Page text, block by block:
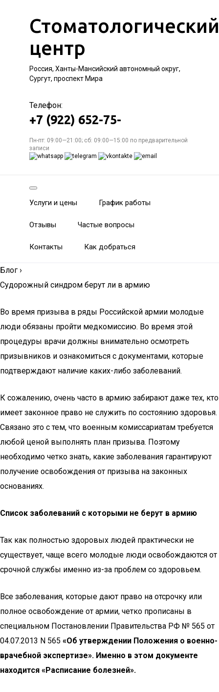
Стоматологический
центр
Россия, Ханты-Мансийский автономный округ,
Сургут, проспект Мира
Телефон:
+7 (922) 652-75-
Пн-пт: 09:00—21:00; сб: 09:00—15:00 по предварительной
записи
Услуги и цены График работы
Отзывы Частые вопросы
Контакты Как добраться
Блог ›
Судорожный синдром берут ли в армию
Во время призыва в ряды Российской армии молодые
люди обязаны пройти медкомиссию. Во время этой
процедуры врачи должны внимательно осмотреть
призывников и ознакомиться с документами, которые
подтверждают наличие каких-либо заболеваний.
К сожалению, очень часто в армию забирают даже тех, кто
имеет законное право не служить по состоянию здоровья.
Связано это с тем, что военным комиссариатам требуется
любой ценой выполнять план призыва. Поэтому
необходимо четко знать, какие заболевания гарантируют
получение освобождения от призыва на законных
основаниях.
Список заболеваний с которыми не берут в армию
Так как полностью здоровых людей практически не
существует, чаще всего молодые люди освобождаются от
срочной службы именно из-за проблем со здоровьем.
Все заболевания, которые дают право на отсрочку или
полное освобождение от армии, четко прописаны в
специальном Постановлении Правительства РФ № 565 от
04.07.2013 N 565 «Об утверждении Положения о военно-
врачебной экспертизе». Именно в этом документе
находится «Расписание болезней».